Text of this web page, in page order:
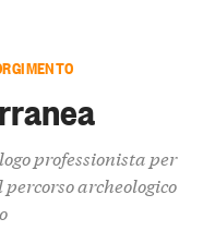
professionista per
archeologico